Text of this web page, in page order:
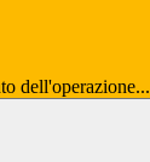
dell'operazione...